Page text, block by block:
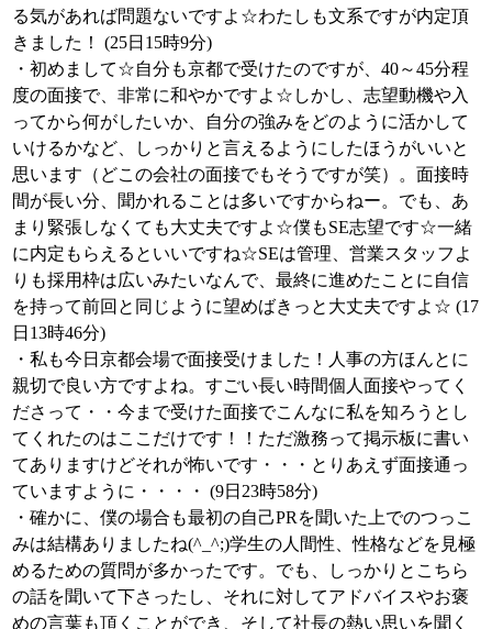
る気があれば問題ないですよ☆わたしも文系ですが内定頂
きました！ (25日15時9分)
・初めまして☆自分も京都で受けたのですが、40～45分程
度の面接で、非常に和やかですよ☆しかし、志望動機や入
ってから何がしたいか、自分の強みをどのように活かして
いけるかなど、しっかりと言えるようにしたほうがいいと
思います（どこの会社の面接でもそうですが笑）。面接時
間が長い分、聞かれることは多いですからねー。でも、あ
まり緊張しなくても大丈夫ですよ☆僕もSE志望です☆一緒
に内定もらえるといいですね☆SEは管理、営業スタッフよ
りも採用枠は広いみたいなんで、最終に進めたことに自信
を持って前回と同じように望めばきっと大丈夫ですよ☆ (17
日13時46分)
・私も今日京都会場で面接受けました！人事の方ほんとに
親切で良い方ですよね。すごい長い時間個人面接やってく
ださって・・今まで受けた面接でこんなに私を知ろうとし
てくれたのはここだけです！！ただ激務って掲示板に書い
てありますけどそれが怖いです・・・とりあえず面接通っ
ていますように・・・・ (9日23時58分)
・確かに、僕の場合も最初の自己PRを聞いた上でのつっこ
みは結構ありましたね(^_^;)学生の人間性、性格などを見極
めるための質問が多かったです。でも、しっかりとこちら
の話を聞いて下さったし、それに対してアドバイスやお褒
めの言葉も頂くことができ、そして社長の熱い思いを聞く